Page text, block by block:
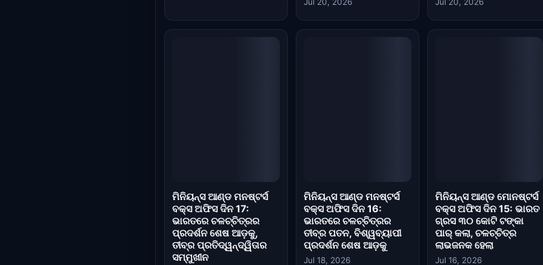
Jul 18, 2026 Jul 16, 2026
କୋଟି ଟଙ୍କା ନିକଟରେ
Jul 15, 2026
Jul 14, 2026 Jul 14, 2026